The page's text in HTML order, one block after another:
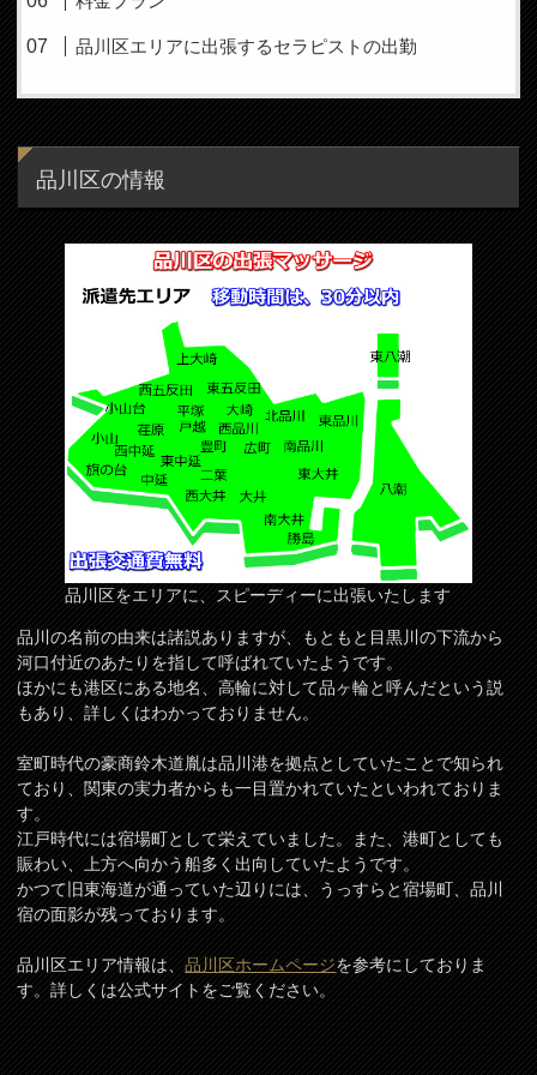
品川区エリアに出張するセラピストの出勤
品川区の情報
品川区をエリアに、スピーディーに出張いたします
品川の名前の由来は諸説ありますが、もともと目黒川の下流から
河口付近のあたりを指して呼ばれていたようです。
ほかにも港区にある地名、高輪に対して品ヶ輪と呼んだという説
もあり、詳しくはわかっておりません。
室町時代の豪商鈴木道胤は品川港を拠点としていたことで知られ
ており、関東の実力者からも一目置かれていたといわれておりま
す。
江戸時代には宿場町として栄えていました。また、港町としても
賑わい、上方へ向かう船多く出向していたようです。
かつて旧東海道が通っていた辺りには、うっすらと宿場町、品川
宿の面影が残っております。
品川区エリア情報は、品川区ホームページを参考にしておりま
す。詳しくは公式サイトをご覧ください。